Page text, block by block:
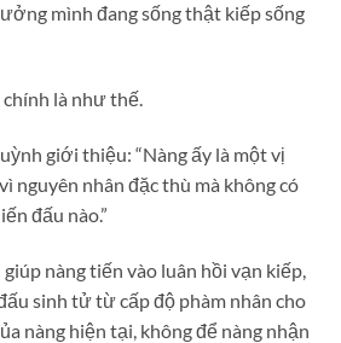
mình đang sống thật kiếp sống
chính là như thế.
giới thiệu: “Nàng ấy là một vị
nguyên nhân đặc thù mà không có
đấu nào.”
nàng tiến vào luân hồi vạn kiếp,
sinh tử từ cấp độ phàm nhân cho
nàng hiện tại, không để nàng nhận